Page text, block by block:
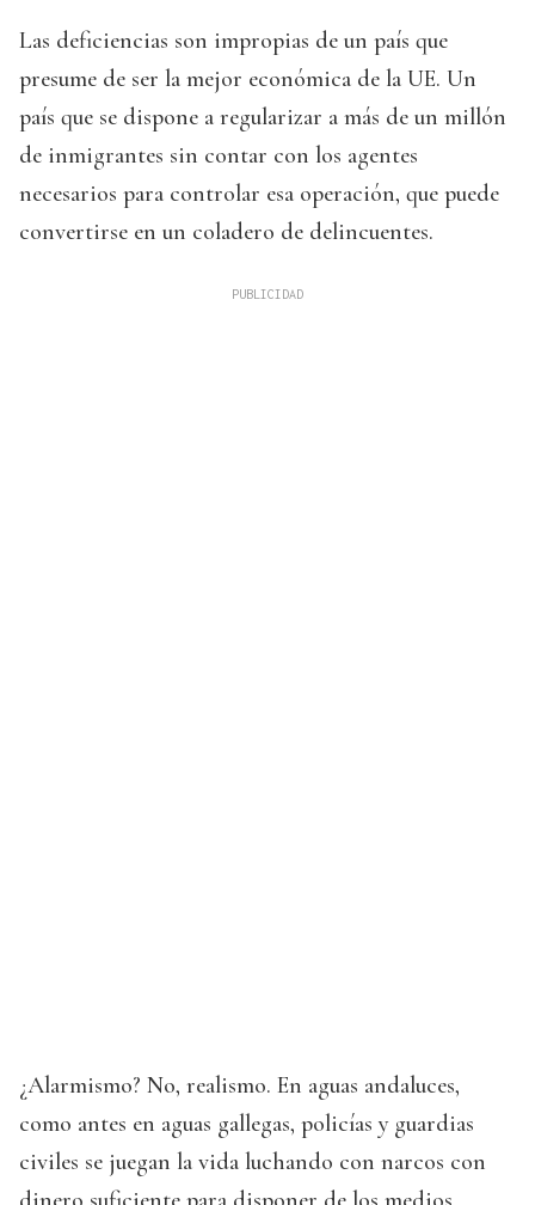
Las deficiencias son impropias de un país que
presume de ser la mejor económica de la UE. Un
país que se dispone a regularizar a más de un millón
de inmigrantes sin contar con los agentes
necesarios para controlar esa operación, que puede
convertirse en un coladero de delincuentes.
¿Alarmismo? No, realismo. En aguas andaluces,
como antes en aguas gallegas, policías y guardias
civiles se juegan la vida luchando con narcos con